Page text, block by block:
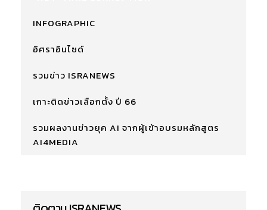
INFOGRAPHIC
อิศราอินไซด์
รวมข่าว ISRANEWS
เกาะติดข่าวเลือกตั้ง ปี 66
รวมผลงานข่าวยุค AI จากผู้เข้าอบรมหลักสูตร
AI4MEDIA